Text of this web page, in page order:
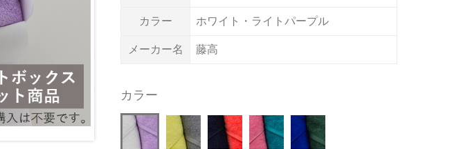
カラー ホワイト・ライトパープル
メーカー名 藤高
カラー